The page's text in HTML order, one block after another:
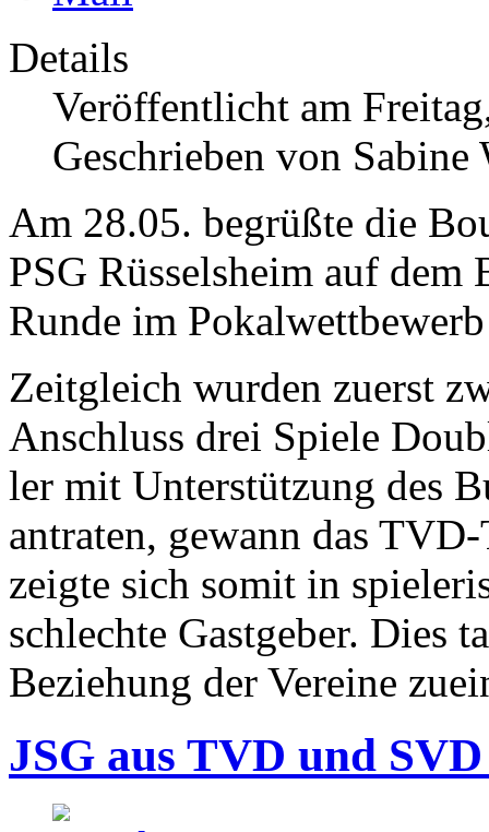
Details
Veröffentlicht am
Geschrieben von Sabine
Am 28.05. begrüßte die
PSG Rüsselsheim auf
Runde im
Zeitgleich wurden zuerst
Anschluss drei Spiele
ler mit Unterstützung des
antraten, gewann das
zeigte sich somit in
schlechte Gastgeber. Dies
Beziehung der Vereine
JSG aus TVD und